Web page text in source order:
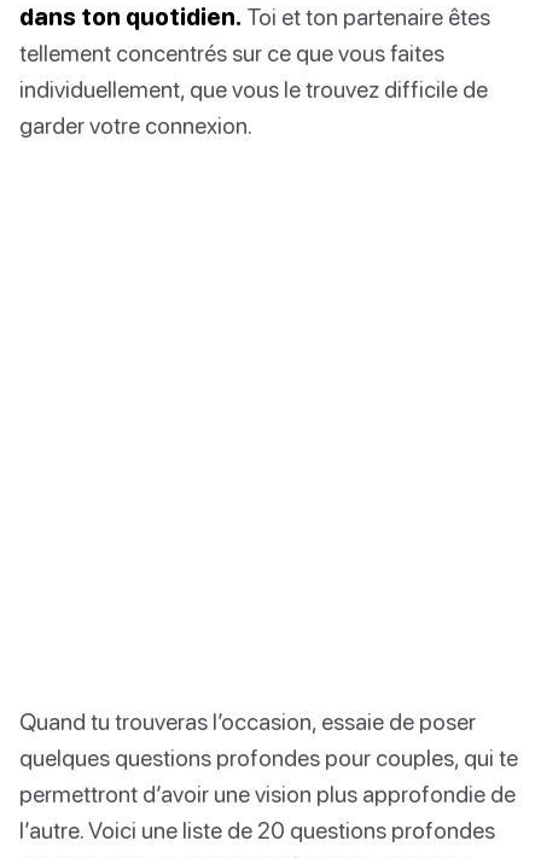
dans ton quotidien. Toi et ton partenaire êtes
tellement concentrés sur ce que vous faites
individuellement, que vous le trouvez difficile de
garder votre connexion.
Quand tu trouveras l’occasion, essaie de poser
quelques questions profondes pour couples, qui te
permettront d’avoir une vision plus approfondie de
l’autre. Voici une liste de 20 questions profondes